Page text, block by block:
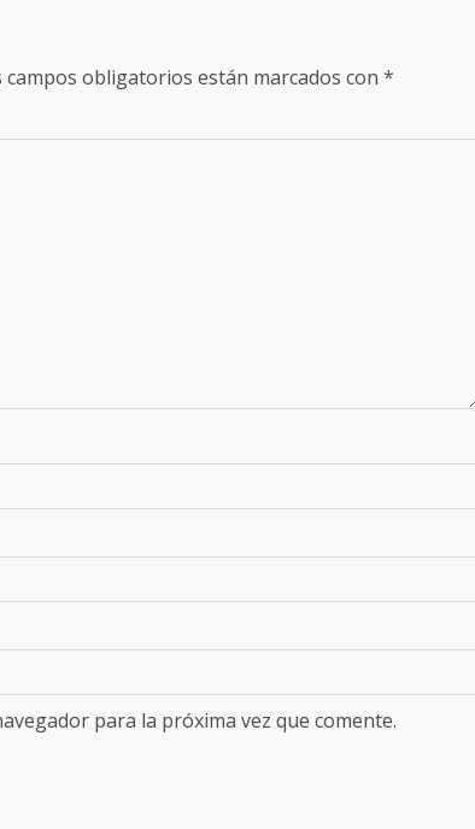
campos obligatorios están marcados con *
para la próxima vez que comente.